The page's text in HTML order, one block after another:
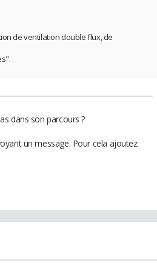
de ventilation double flux, de
dans son parcours ?
un message. Pour cela ajoutez